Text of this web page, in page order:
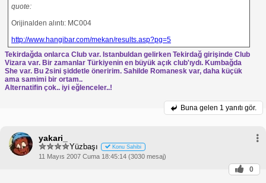
quote:
Orijinalden alıntı: MC004
http://www.hangibar.com/mekan/results.asp?pg=5
Tekirdağda onlarca Club var. Istanbuldan gelirken Tekirdağ girişinde Club
Vizara var. Bir zamanlar Türkiyenin en büyük açık club'ıydı. Kumbağda
She var. Bu 2sini şiddetle öneririm. Sahilde Romanesk var, daha küçük
ama samimi bir ortam..
Alternatifin çok.. iyi eğlenceler..!
Buna gelen 1 yanıtı gör.
yakari_
Yüzbaşı Konu Sahibi
11 Mayıs 2007 Cuma 18:45:14 (3030 mesaj)
0